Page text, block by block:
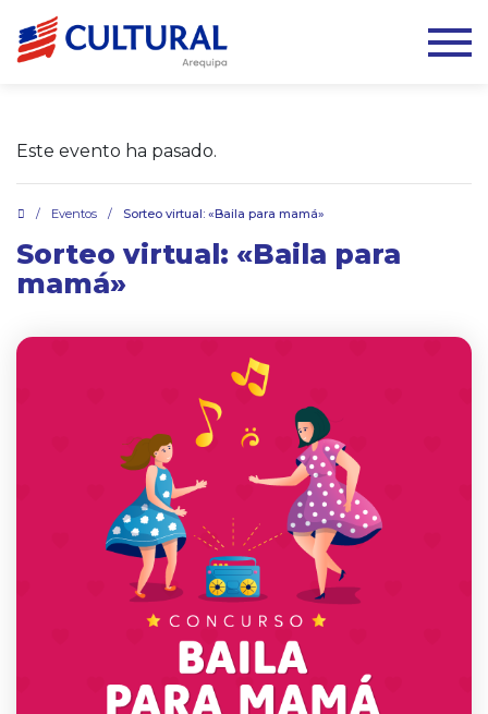
Este evento ha pasado.
/ Eventos / Sorteo virtual: «Baila para mamá»
Sorteo virtual: «Baila para
mamá»